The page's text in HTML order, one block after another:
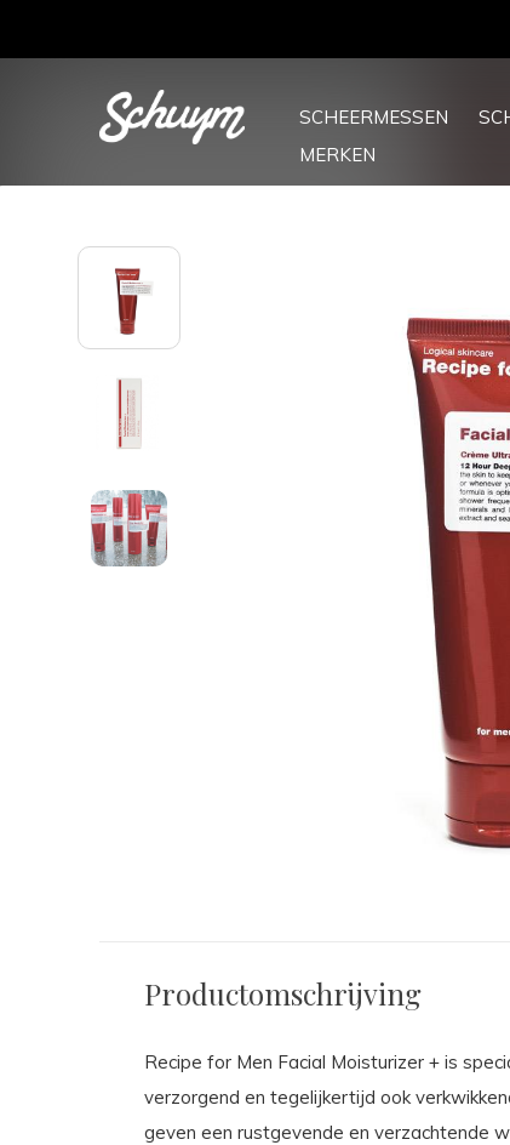
SCHEERMESSEN
MERKEN
Productomschrijving
Recipe for Men Facial Moisturizer + is
verzorgend en tegelijkertijd ook
geven een rustgevende en verzachtende